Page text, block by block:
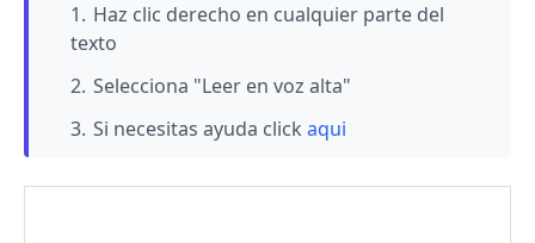
Haz clic derecho en cualquier parte del
texto
Selecciona "Leer en voz alta"
Si necesitas ayuda click aqui